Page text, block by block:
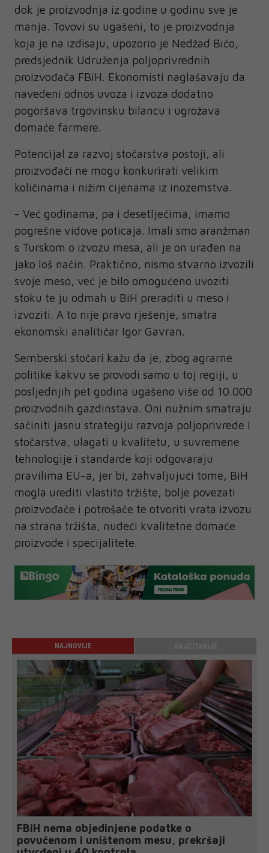
dok je proizvodnja iz godine u godinu sve je
manja. Tovovi su ugašeni, to je proizvodnja
koja je na izdisaju, upozorio je Nedžad Bićo,
predsjednik Udruženja poljoprivrednih
proizvođača FBiH. Ekonomisti naglašavaju da
navedeni odnos uvoza i izvoza dodatno
pogoršava trgovinsku bilancu i ugrožava
domaće farmere.
Potencijal za razvoj stočarstva postoji, ali
proizvođači ne mogu konkurirati velikim
količinama i nižim cijenama iz inozemstva.
- Već godinama, pa i desetljećima, imamo
pogrešne vidove poticaja. Imali smo aranžman
s Turskom o izvozu mesa, ali je on urađen na
jako loš način. Praktično, nismo stvarno izvozili
svoje meso, već je bilo omogućeno uvoziti
stoku te ju odmah u BiH preraditi u meso i
izvoziti. A to nije pravo rješenje, smatra
ekonomski analitičar Igor Gavran.
Semberski stočari kažu da je, zbog agrarne
politike kakvu se provodi samo u toj regiji, u
posljednjih pet godina ugašeno više od 10.000
proizvodnih gazdinstava. Oni nužnim smatraju
sačiniti jasnu strategiju razvoja poljoprivrede i
stočarstva, ulagati u kvalitetu, u suvremene
tehnologije i standarde koji odgovaraju
pravilima EU-a, jer bi, zahvaljujući tome, BiH
mogla urediti vlastito tržište, bolje povezati
proizvođače i potrošače te otvoriti vrata izvozu
na strana tržišta, nudeći kvalitetne domaće
proizvode i specijalitete.
NAJNOVIJE
FBiH nema objedinjene podatke o
povučenom i uništenom mesu, prekršaji